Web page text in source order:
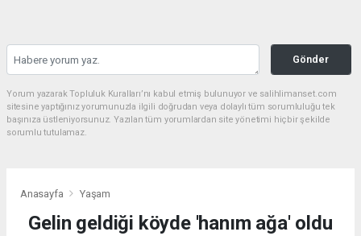
Gönder
Yorum yazarak Topluluk Kuralları’nı kabul etmiş bulunuyor ve salihlimanset.com
sitesine yaptığınız yorumunuzla ilgili doğrudan veya dolaylı tüm sorumluluğu tek
başınıza üstleniyorsunuz. Yazılan tüm yorumlardan site yönetimi hiçbir şekilde
sorumlu tutulamaz.
Anasayfa Yaşam
Gelin geldiği köyde 'hanım ağa' oldu